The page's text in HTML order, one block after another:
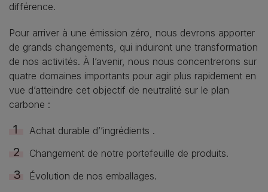
différence.
Pour arriver à une émission zéro, nous devrons apporter
de grands changements, qui induiront une transformation
de nos activités. À l’avenir, nous nous concentrerons sur
quatre domaines importants pour agir plus rapidement en
vue d’atteindre cet objectif de neutralité sur le plan
carbone :
Achat durable d’’ingrédients .
Changement de notre portefeuille de produits.
Évolution de nos emballages.